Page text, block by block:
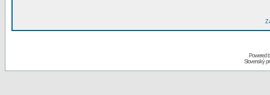
Powered
Slovenský